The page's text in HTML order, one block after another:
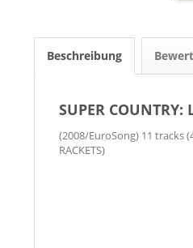
Beschreibung
SUPER
(2008/EuroSong) 11 tracks
RACKETS)